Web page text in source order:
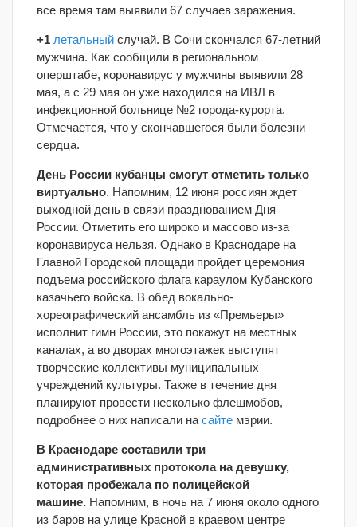
все время там выявили 67 случаев заражения.
+1 летальный случай. В Сочи скончался 67-летний
мужчина. Как сообщили в региональном
оперштабе, коронавирус у мужчины выявили 28
мая, а с 29 мая он уже находился на ИВЛ в
инфекционной больнице №2 города-курорта.
Отмечается, что у скончавшегося были болезни
сердца.
День России кубанцы смогут отметить только
виртуально. Напомним, 12 июня россиян ждет
выходной день в связи празднованием Дня
России. Отметить его широко и массово из-за
коронавируса нельзя. Однако в Краснодаре на
Главной Городской площади пройдет церемония
подъема российского флага караулом Кубанского
казачьего войска. В обед вокально-
хореографический ансамбль из «Премьеры»
исполнит гимн России, это покажут на местных
каналах, а во дворах многоэтажек выступят
творческие коллективы муниципальных
учреждений культуры. Также в течение дня
планируют провести несколько флешмобов,
подробнее о них написали на сайте мэрии.
В Краснодаре составили три
административных протокола на девушку,
которая пробежала по полицейской
машине. Напомним, в ночь на 7 июня около одного
из баров на улице Красной в краевом центре